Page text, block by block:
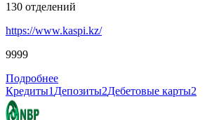
130 отделений
https://www.kaspi.kz/
9999
Подробнее
Кредиты1 Депозиты2Дебетовые карты2